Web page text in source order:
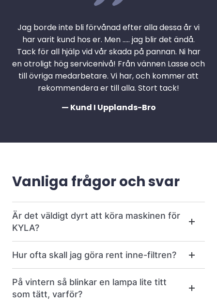
Jag borde inte bli förvånad efter alla dessa år vi
har varit kund hos er. Men ….. jag blir det ändå.
Tack för all hjälp vid vår skada på pannan. Ni har
en otroligt hög servicenivå! Från vännen Lasse och
till övriga medarbetare. Vi har, och kommer att
rekommendera er till alla. Stort tack!
— Kund I Upplands-Bro
Vanliga frågor och svar
Är det väldigt dyrt att köra maskinen för
KYLA?
Hur ofta skall jag göra rent inne-filtren?
På vintern så blinkar en lampa lite titt
som tätt, varför?